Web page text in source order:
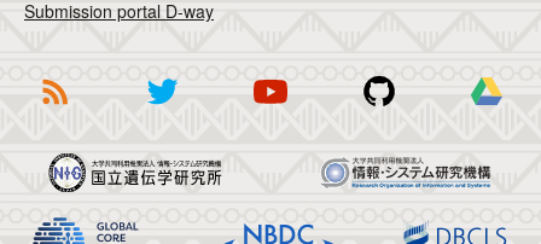
Submission portal D-way